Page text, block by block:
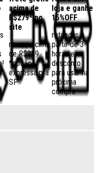
acima de
R$279* no
site
no app acima
de R$259
*opção
expressa pra
SP
loja e ganhe
15%OFF
retiradas a
partir de 3
horas e
desconto
para usar na
próxima
compra